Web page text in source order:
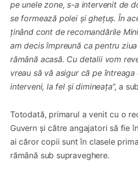
pe unele zone, s-a intervenit de
se formează polei și ghețuș. În
ținând cont de recomandările
am decis împreună ca pentru
rămână acasă. Cu detalii vom
vreau să vă asigur că pe
interveni, la fel și dimineața”, a
Totodată, primarul a venit cu o
Guvern și către angajatori să fie
ai căror copii sunt în clasele
rămână sub supraveghere.